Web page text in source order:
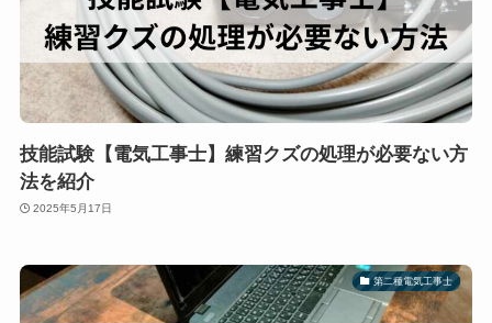
技能試験【電気工事士】練習クズの処理が必要ない方
法を紹介
2025年5月17日
第二種電気工事士